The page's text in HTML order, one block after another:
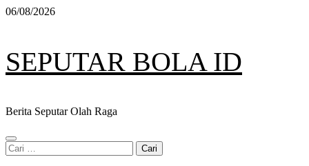
Skip
06/08/2026
SEPUTAR BOLA ID
Berita Seputar Olah Raga
Primary
Menu
Cari
untuk: